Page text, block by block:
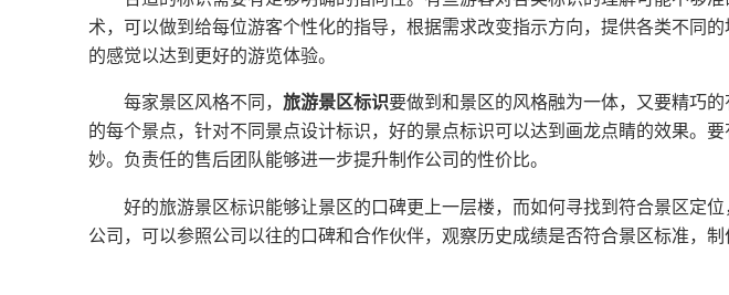
术，可以做到给每位游客个性化的指导，根据需求改变指示方向，提供各类不同
的感觉以达到更好的游览体验。
每家景区风格不同， 旅游景区标识要做到和景区的风格融为一体，又要精巧
的每个景点，针对不同景点设计标识，好的景点标识可以达到画龙点睛的效果。
妙。负责任的售后团队能够进一步提升制作公司的性价比。
好的旅游景区标识能够让景区的口碑更上一层楼，而如何寻找到符合景区定
公司，可以参照公司以往的口碑和合作伙伴，观察历史成绩是否符合景区标准，